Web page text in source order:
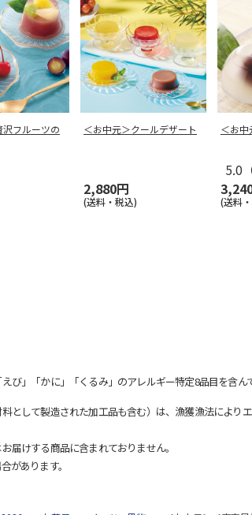
フルーツの
＜お中元＞クールデザート
2,880円
(送料・税込)
＜お中
5.0
(送料
び」「かに」「くるみ」のアレルギー特定8品目を含ん
して製造された加工品も含む）は、漁獲漁法により
届けする商品に含まれておりません。
があります。